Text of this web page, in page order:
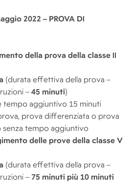
2022 – PROVA DI
della prova della classe II
(durata effettiva della prova –
– 45 minuti)
tempo aggiuntivo 15 minuti
prova differenziata o prova
senza tempo aggiuntivo
delle prove della classe V
(durata effettiva della prova –
– 75 minuti più 10 minuti